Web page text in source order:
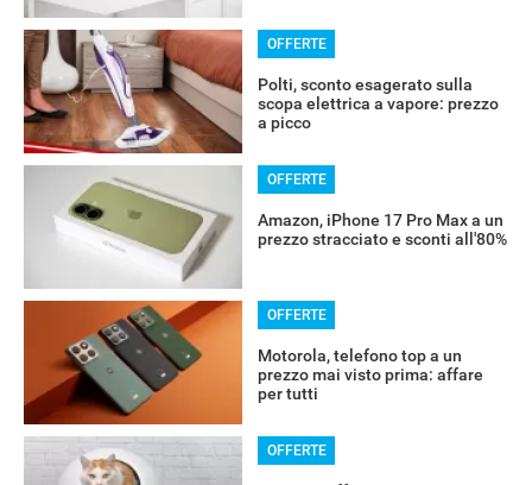
OFFERTE
Polti, sconto esagerato sulla
scopa elettrica a vapore: prezzo
a picco
OFFERTE
Amazon, iPhone 17 Pro Max a un
prezzo stracciato e sconti all'80%
OFFERTE
Motorola, telefono top a un
prezzo mai visto prima: affare
per tutti
OFFERTE